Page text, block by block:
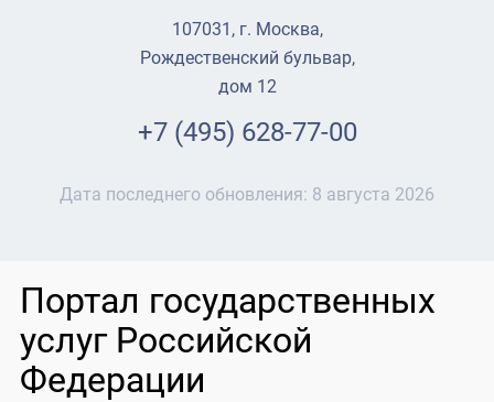
107031, г. Москва,
Рождественский бульвар,
дом 12
+7 (495) 628-77-00
Дата последнего обновления: 8 августа 2026
Портал государственных
услуг Российской
Федерации